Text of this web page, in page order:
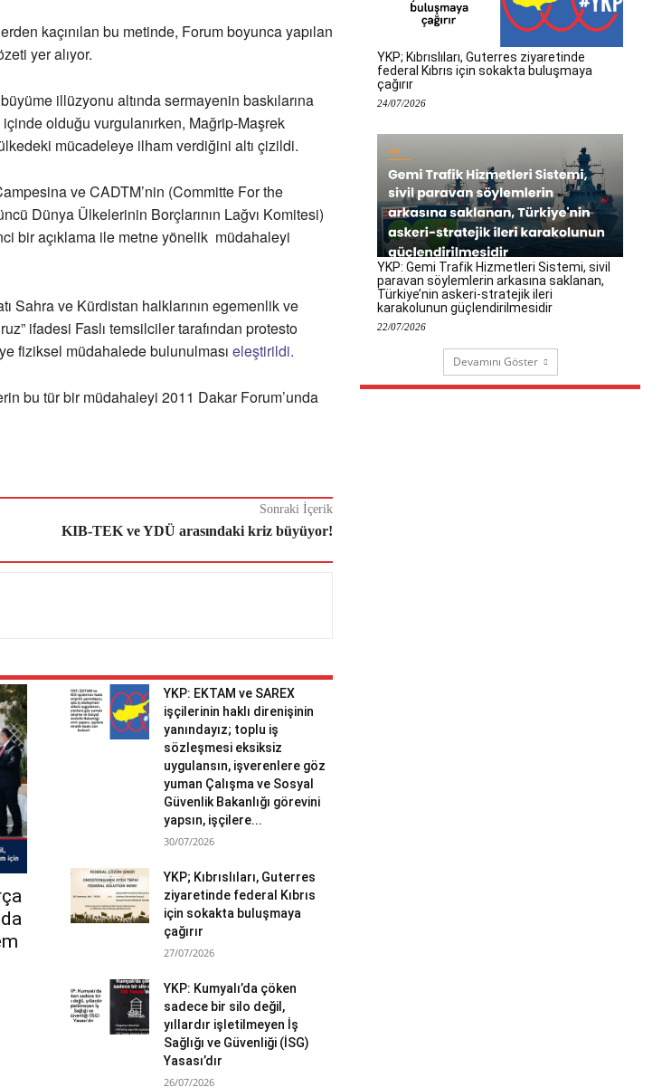
kaçınılan bu metinde, Forum boyunca yapılan
yer alıyor.
illüzyonu altında sermayenin baskılarına
içinde olduğu vurgulanırken, Mağrip-Maşrek
mücadeleye ilham verdiğini altı çizildi.
ve CADTM’nin (Committe For the
Dünya Ülkelerinin Borçlarının Lağvı Komitesi)
bir açıklama ile metne yönelik müdahaleyi
Sahra ve Kürdistan halklarının egemenlik ve
ifadesi Faslı temsilciler tarafından protesto
fiziksel müdahalede bulunulması eleştirildi.
bu tür bir müdahaleyi 2011 Dakar Forum’unda
Sonraki İçerik
KIB-TEK ve YDÜ arasındaki kriz büyüyor!
YKP: EKTAM ve SAREX
işçilerinin haklı direnişinin
yanındayız; toplu iş
sözleşmesi eksiksiz
uygulansın, işverenlere göz
yuman Çalışma ve Sosyal
Güvenlik Bakanlığı görevini
yapsın, işçilere...
30/07/2026
YKP; Kıbrıslıları, Guterres
ziyaretinde federal Kıbrıs
için sokakta buluşmaya
çağırır
27/07/2026
YKP: Kumyalı’da çöken
sadece bir silo değil,
yıllardır işletilmeyen İş
Sağlığı ve Güvenliği (İSG)
Yasası’dır
26/07/2026
YKP; Kıbrıslıları, Guterres ziyaretinde
federal Kıbrıs için sokakta buluşmaya
çağırır
24/07/2026
YKP: Gemi Trafik Hizmetleri Sistemi, sivil
paravan söylemlerin arkasına saklanan,
Türkiye’nin askeri-stratejik ileri
karakolunun güçlendirilmesidir
22/07/2026
Devamını Göster